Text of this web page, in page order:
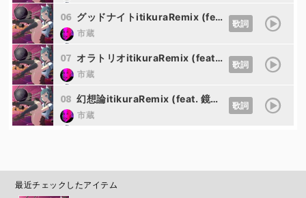
06 グッドナイトitikuraRemix (feat. SF-A2 開発コード miki)
市蔵
歌詞
07 オラトリオitikuraRemix (feat. 巡音ルカ SF-A2 開発コードmiki)
市蔵
歌詞
08 幻想論itikuraRemix (feat. 鏡音リン)
市蔵
歌詞
最近チェックしたアイテム